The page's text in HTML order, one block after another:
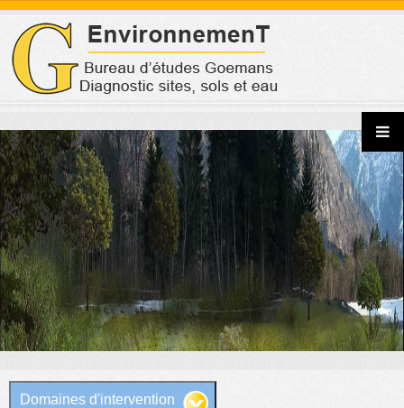
Jump to navigation
Domaines d'intervention